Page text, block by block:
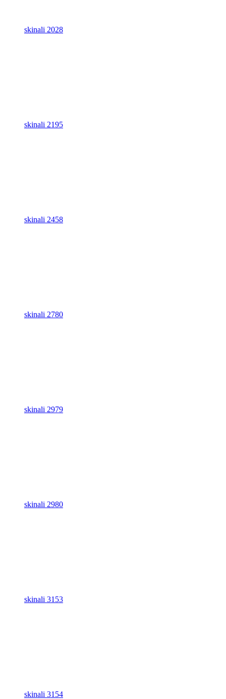
skinali 2028
skinali 2195
skinali 2458
skinali 2780
skinali 2979
skinali 2980
skinali 3153
skinali 3154